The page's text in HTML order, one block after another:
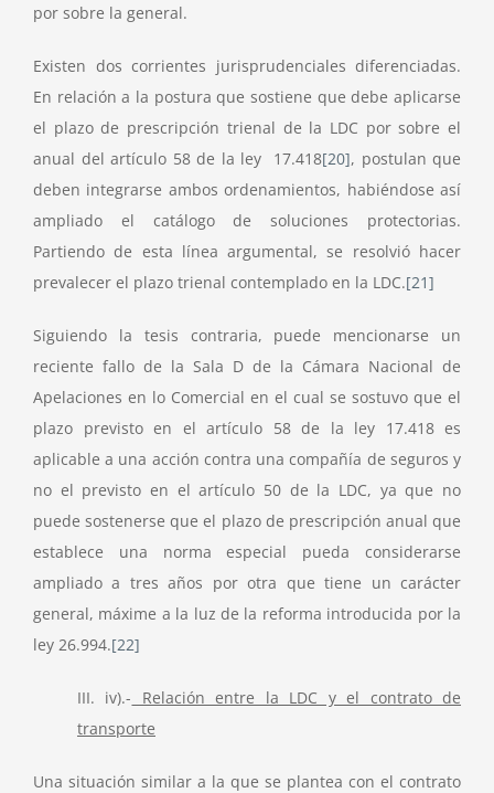
por sobre la general.
Existen dos corrientes jurisprudenciales diferenciadas.
En relación a la postura que sostiene que debe aplicarse
el plazo de prescripción trienal de la LDC por sobre el
anual del artículo 58 de la ley 17.418[20], postulan que
deben integrarse ambos ordenamientos, habiéndose así
ampliado el catálogo de soluciones protectorias.
Partiendo de esta línea argumental, se resolvió hacer
prevalecer el plazo trienal contemplado en la LDC.[21]
Siguiendo la tesis contraria, puede mencionarse un
reciente fallo de la Sala D de la Cámara Nacional de
Apelaciones en lo Comercial en el cual se sostuvo que el
plazo previsto en el artículo 58 de la ley 17.418 es
aplicable a una acción contra una compañía de seguros y
no el previsto en el artículo 50 de la LDC, ya que no
puede sostenerse que el plazo de prescripción anual que
establece una norma especial pueda considerarse
ampliado a tres años por otra que tiene un carácter
general, máxime a la luz de la reforma introducida por la
ley 26.994.[22]
III. iv).- Relación entre la LDC y el contrato de
transporte
Una situación similar a la que se plantea con el contrato